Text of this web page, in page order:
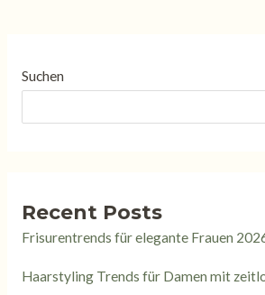
Suchen
Recent Posts
Frisurentrends für elegante Frauen
Haarstyling Trends für Damen mit